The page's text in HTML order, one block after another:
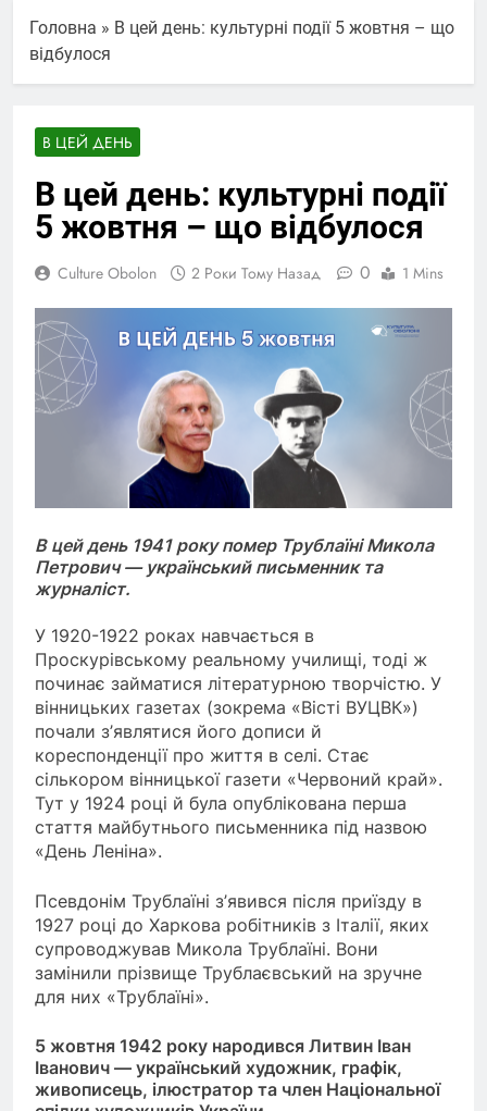
Головна » В цей день: культурні події 5 жовтня – що
відбулося
В ЦЕЙ ДЕНЬ
В цей день: культурні події
5 жовтня – що відбулося
Culture Obolon 2 Роки Тому Назад 0 1 Mins
В цей день 1941 року помер Трублаїні Микола
Петрович — український письменник та
журналіст.
У 1920-1922 роках навчається в
Проскурівському реальному училищі, тоді ж
починає займатися літературною творчістю. У
вінницьких газетах (зокрема «Вісті ВУЦВК»)
почали з’являтися його дописи й
кореспонденції про життя в селі. Стає
сількором вінницької газети «Червоний край».
Тут у 1924 році й була опублікована перша
стаття майбутнього письменника під назвою
«День Леніна».
Псевдонім Трублаїні з’явився після приїзду в
1927 році до Харкова робітників з Італії, яких
супроводжував Микола Трублаїні. Вони
замінили прізвище Трублаєвський на зручне
для них «Трублаїні».
5 жовтня 1942 року народився Литвин Іван
Іванович — український художник, графік,
живописець, ілюстратор та член Національної